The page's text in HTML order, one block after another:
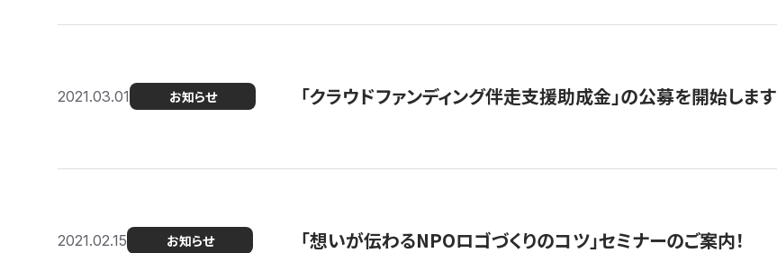
2021.03.01 お知らせ 「クラウドファンディング伴走支援助成金」の公募を開始します
2021.02.15 お知らせ 「想いが伝わるNPOロゴづくりのコツ」セミナーのご案内！